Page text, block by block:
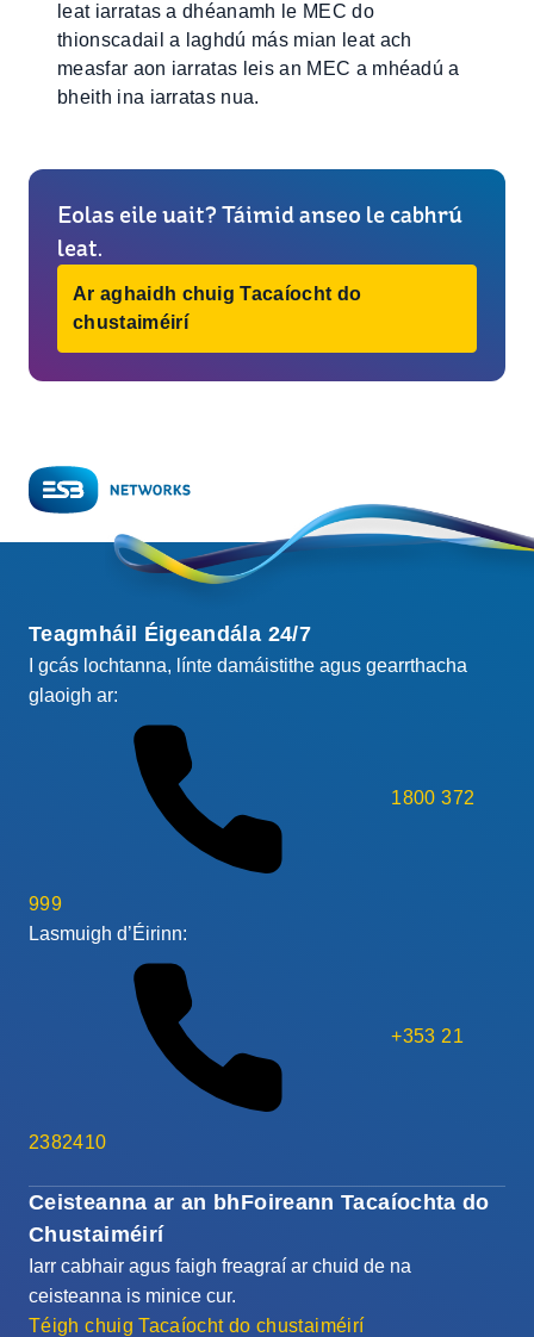
leat iarratas a dhéanamh le MEC do
thionscadail a laghdú más mian leat ach
measfar aon iarratas leis an MEC a mhéadú a
bheith ina iarratas nua.
Eolas eile uait? Táimid anseo le cabhrú
leat.
Ar aghaidh chuig Tacaíocht do
chustaiméirí
Ceisteanna ar an bhFoireann Tacaíochta do
Chustaiméirí
Iarr cabhair agus faigh freagraí ar chuid de na
ceisteanna is minice cur.
Téigh chuig Tacaíocht do chustaiméirí
Teagmháil Éigeandála 24/7
I gcás lochtanna, línte damáistithe agus gearrthacha
glaoigh ar:
1800 372
999
Lasmuigh d’Éirinn:
+353 21
2382410